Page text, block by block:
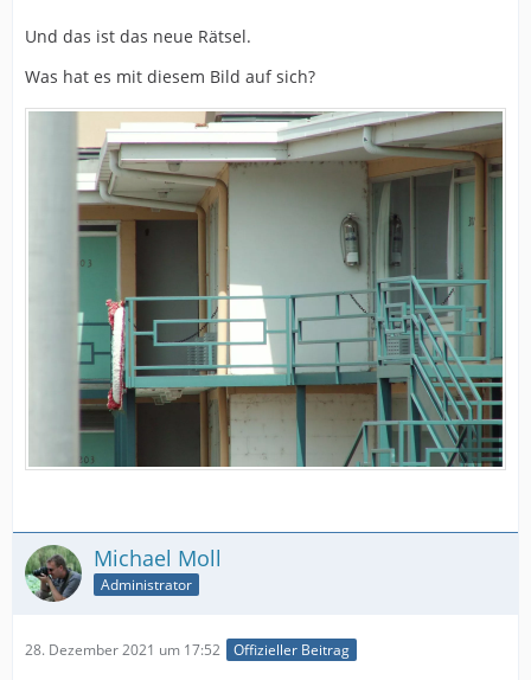
Und das ist das neue Rätsel.
Was hat es mit diesem Bild auf sich?
Michael Moll
Administrator
28. Dezember 2021 um 17:52 Offizieller Beitrag